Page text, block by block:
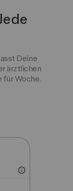
Deine
ärztlichen
für Woche.